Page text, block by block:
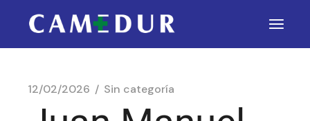
12/02/2026 Sin categoría